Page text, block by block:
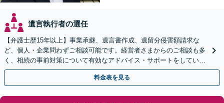
遺言執行者の選任
【弁護士歴15年以上】事業承継、遺言書作成、遺留分侵害額請求な
ど、個人・企業問わずご相談可能です。経営者さまからのご相談も多
く、相続の事前対策について有効なアドバイス・サポートをしていま
す。ぜひご相談ください。【セカンドオピニオン対応可】
料金表を見る